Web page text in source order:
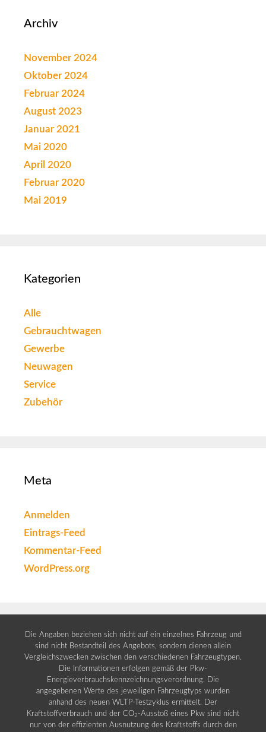
Archiv
November 2024
Oktober 2024
Februar 2024
August 2023
Januar 2021
Mai 2020
April 2020
Februar 2020
Mai 2019
Kategorien
Alle
Gebrauchtwagen
Gewerbe
Neuwagen
Service
Zubehör
Meta
Anmelden
Eintrags-Feed
Kommentar-Feed
WordPress.org
Die Angaben beziehen sich nicht auf ein einzelnes Fahrzeug und
sind nicht Bestandteil des Angebots, sondern dienen allein
Vergleichszwecken zwischen den verschiedenen Fahrzeugtypen.
Die Informationen erfolgen gemäß der Pkw-
Energieverbrauchskennzeichnungsverordnung. Die
angegebenen Werte des jeweiligen Fahrzeugtyps wurden
anhand des neuen WLTP-Testzyklus ermittelt. Der
Kraftstoffverbrauch und der CO2 -Ausstoß eines Pkw sind nicht
nur von der effizienten Ausnutzung des Kraftstoffs durch den